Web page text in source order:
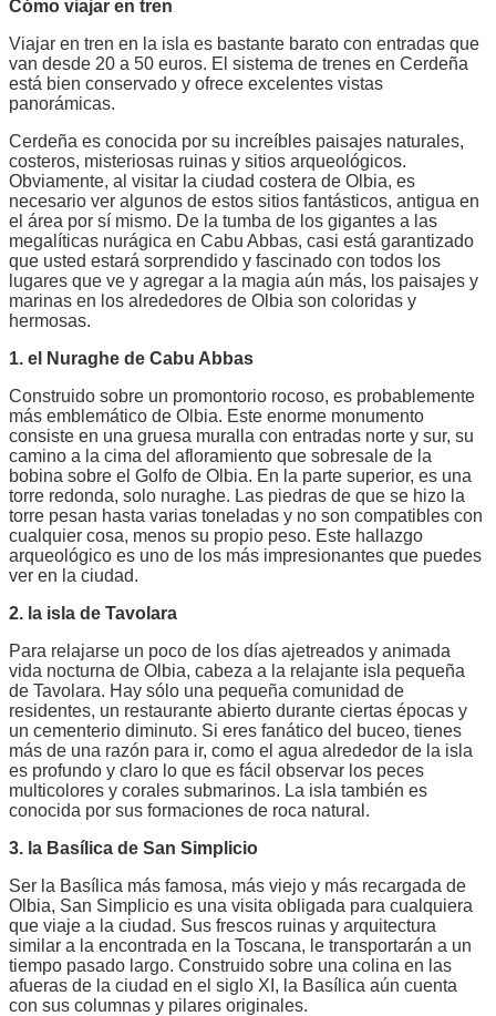
Cómo viajar en tren
Viajar en tren en la isla es bastante barato con entradas que
van desde 20 a 50 euros. El sistema de trenes en Cerdeña
está bien conservado y ofrece excelentes vistas
panorámicas.
Cerdeña es conocida por su increíbles paisajes naturales,
costeros, misteriosas ruinas y sitios arqueológicos.
Obviamente, al visitar la ciudad costera de Olbia, es
necesario ver algunos de estos sitios fantásticos, antigua en
el área por sí mismo. De la tumba de los gigantes a las
megalíticas nurágica en Cabu Abbas, casi está garantizado
que usted estará sorprendido y fascinado con todos los
lugares que ve y agregar a la magia aún más, los paisajes y
marinas en los alrededores de Olbia son coloridas y
hermosas.
1. el Nuraghe de Cabu Abbas
Construido sobre un promontorio rocoso, es probablemente
más emblemático de Olbia. Este enorme monumento
consiste en una gruesa muralla con entradas norte y sur, su
camino a la cima del afloramiento que sobresale de la
bobina sobre el Golfo de Olbia. En la parte superior, es una
torre redonda, solo nuraghe. Las piedras de que se hizo la
torre pesan hasta varias toneladas y no son compatibles con
cualquier cosa, menos su propio peso. Este hallazgo
arqueológico es uno de los más impresionantes que puedes
ver en la ciudad.
2. la isla de Tavolara
Para relajarse un poco de los días ajetreados y animada
vida nocturna de Olbia, cabeza a la relajante isla pequeña
de Tavolara. Hay sólo una pequeña comunidad de
residentes, un restaurante abierto durante ciertas épocas y
un cementerio diminuto. Si eres fanático del buceo, tienes
más de una razón para ir, como el agua alrededor de la isla
es profundo y claro lo que es fácil observar los peces
multicolores y corales submarinos. La isla también es
conocida por sus formaciones de roca natural.
3. la Basílica de San Simplicio
Ser la Basílica más famosa, más viejo y más recargada de
Olbia, San Simplicio es una visita obligada para cualquiera
que viaje a la ciudad. Sus frescos ruinas y arquitectura
similar a la encontrada en la Toscana, le transportarán a un
tiempo pasado largo. Construido sobre una colina en las
afueras de la ciudad en el siglo XI, la Basílica aún cuenta
con sus columnas y pilares originales.